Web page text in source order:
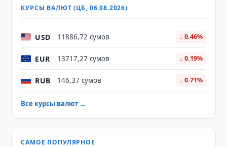
КУРСЫ ВАЛЮТ (ЦБ, 06.08.2026)
USD 11886,72 сумов ↓ 0.46%
EUR 13717,27 сумов ↓ 0.19%
RUB 146,37 сумов ↓ 0.71%
Все курсы валют →
САМОЕ ПОПУЛЯРНОЕ